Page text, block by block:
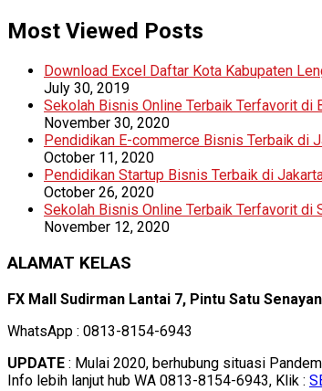
Most Viewed Posts
Download Excel Daftar Kota Kabupaten
July 30, 2019
Sekolah Bisnis Online Terbaik Terfavorit di
November 30, 2020
Pendidikan E-commerce Bisnis Terbaik di
October 11, 2020
Pendidikan Startup Bisnis Terbaik di
October 26, 2020
Sekolah Bisnis Online Terbaik Terfavorit di
November 12, 2020
ALAMAT KELAS
FX Mall Sudirman Lantai 7, Pintu Satu
WhatsApp : 0813-8154-6943
UPDATE : Mulai 2020, berhubung situasi
Info lebih lanjut hub WA 0813-8154-6943, Klik :